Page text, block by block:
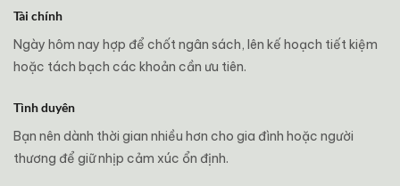
Tài chính
Ngày hôm nay hợp để chốt ngân sách, lên kế hoạch tiết kiệm
hoặc tách bạch các khoản cần ưu tiên.
Tình duyên
Bạn nên dành thời gian nhiều hơn cho gia đình hoặc người
thương để giữ nhịp cảm xúc ổn định.